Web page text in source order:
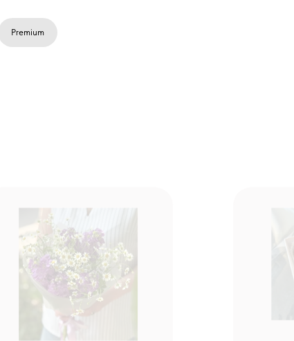
Premium